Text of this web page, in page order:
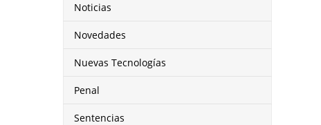
Noticias
Novedades
Nuevas Tecnologías
Penal
Sentencias